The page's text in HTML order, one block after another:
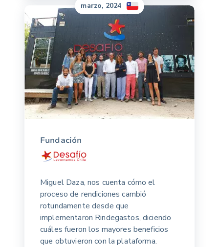
marzo, 2024
Fundación
Miguel Daza, nos cuenta cómo el
proceso de rendiciones cambió
rotundamente desde que
implementaron Rindegastos, diciendo
cuáles fueron los mayores beneficios
que obtuvieron con la plataforma.